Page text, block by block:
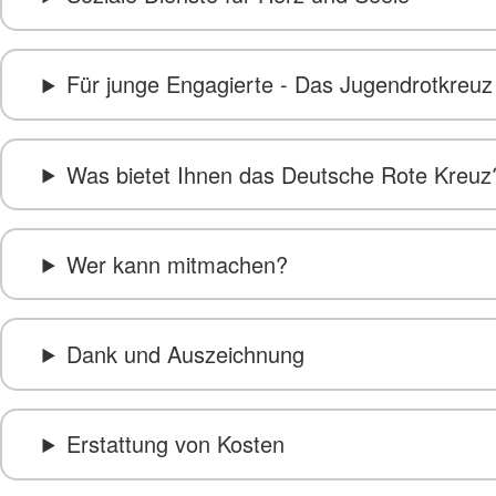
Für junge Engagierte - Das Jugendrotkreuz
Was bietet Ihnen das Deutsche Rote
Wer kann mitmachen?
Dank und Auszeichnung
Erstattung von Kosten